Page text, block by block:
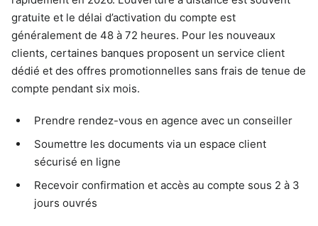
gratuite et le délai d’activation du compte est
généralement de 48 à 72 heures. Pour les nouveaux
clients, certaines banques proposent un service client
dédié et des offres promotionnelles sans frais de tenue de
compte pendant six mois.
Prendre rendez-vous en agence avec un conseiller
Soumettre les documents via un espace client
sécurisé en ligne
Recevoir confirmation et accès au compte sous 2 à 3
jours ouvrés